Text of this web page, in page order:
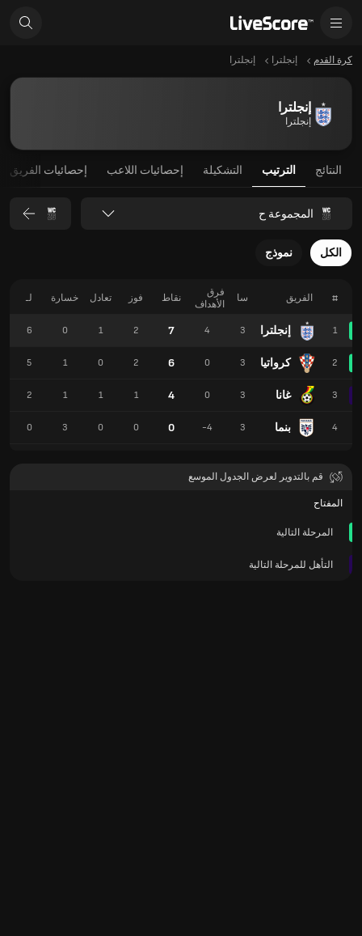
كرة القدم إنجلترا إنجلترا
إنجلترا
إنجلترا
النتائج الترتيب التشكيلة إحصائيات اللاعب إحصائيات الفريق
المجموعة ح
الكل نموذج
# الفريق
1 إنجلترا
2 كرواتيا
3 غانا
4 بنما
سا
فرق
الأهداف
نقاط فوز تعادل خسارة لـ
3
4
7
2
1
0
6
3
0
6
2
0
1
5
3
0
4
1
1
1
2
3
-4
0
0
0
3
0
قم بالتدوير لعرض الجدول الموسع
المفتاح
المرحلة التالية
التأهل للمرحلة التالية